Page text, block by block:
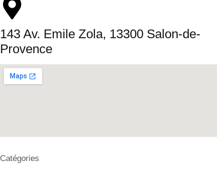
143 Av. Emile Zola, 13300 Salon-de-
Provence
Catégories